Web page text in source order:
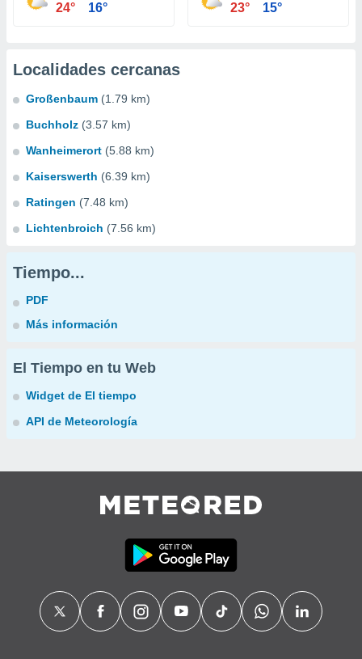
24° 16° 23° 15°
Localidades cercanas
Großenbaum (1.79 km)
Buchholz (3.57 km)
Wanheimerort (5.88 km)
Kaiserswerth (6.39 km)
Ratingen (7.48 km)
Lichtenbroich (7.56 km)
Tiempo...
PDF
Más información
El Tiempo en tu Web
Widget de El tiempo
API de Meteorología